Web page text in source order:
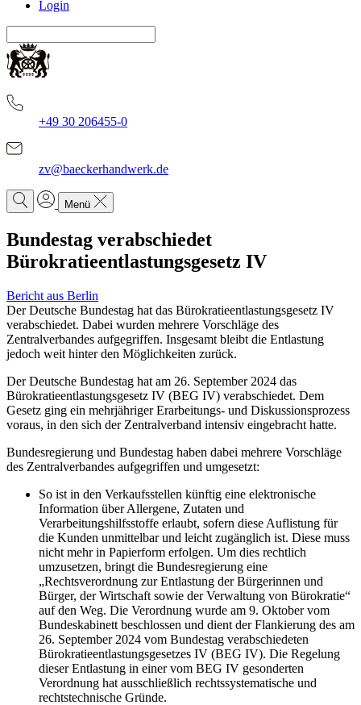
Login
+49 30 206455-0
zv@baeckerhandwerk.de
Menü
Bundestag verabschiedet
Bürokratieentlastungsgesetz IV
Bericht aus Berlin
Der Deutsche Bundestag hat das Bürokratieentlastungsgesetz IV
verabschiedet. Dabei wurden mehrere Vorschläge des
Zentralverbandes aufgegriffen. Insgesamt bleibt die Entlastung
jedoch weit hinter den Möglichkeiten zurück.
Der Deutsche Bundestag hat am 26. September 2024 das
Bürokratieentlastungsgesetz IV (BEG IV) verabschiedet. Dem
Gesetz ging ein mehrjähriger Erarbeitungs- und Diskussionsprozess
voraus, in den sich der Zentralverband intensiv eingebracht hatte.
Bundesregierung und Bundestag haben dabei mehrere Vorschläge
des Zentralverbandes aufgegriffen und umgesetzt:
So ist in den Verkaufsstellen künftig eine elektronische
Information über Allergene, Zutaten und
Verarbeitungshilfsstoffe erlaubt, sofern diese Auflistung für
die Kunden unmittelbar und leicht zugänglich ist. Diese muss
nicht mehr in Papierform erfolgen. Um dies rechtlich
umzusetzen, bringt die Bundesregierung eine
„Rechtsverordnung zur Entlastung der Bürgerinnen und
Bürger, der Wirtschaft sowie der Verwaltung von Bürokratie“
auf den Weg. Die Verordnung wurde am 9. Oktober vom
Bundeskabinett beschlossen und dient der Flankierung des am
26. September 2024 vom Bundestag verabschiedeten
Bürokratieentlastungsgesetzes IV (BEG IV). Die Regelung
dieser Entlastung in einer vom BEG IV gesonderten
Verordnung hat ausschließlich rechtssystematische und
rechtstechnische Gründe.